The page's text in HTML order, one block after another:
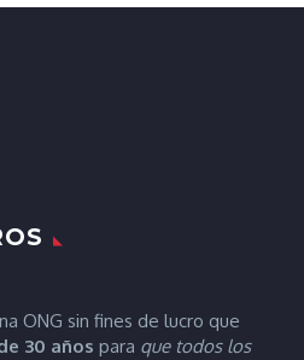
ONG sin fines de lucro que
30 años para que todos los